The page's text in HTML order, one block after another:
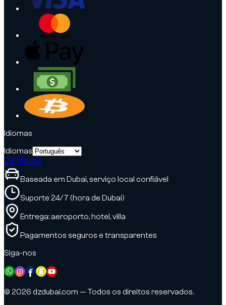
Idiomas
Idiomas
ENFRRUAR
Baseada em Dubai, serviço local confiável
Suporte 24/7 (hora de Dubai)
Entrega: aeroporto, hotel, villa
Pagamentos seguros e transparentes
Siga-nos
© 2026 dzdubai.com — Todos os direitos reservados.